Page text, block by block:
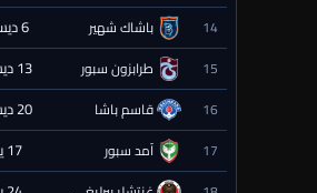
14 باشاك شهير 6 ديسمبر 2026 - 19:00
15 طرابزون سبور 13 ديسمبر 2026 - 19:00
16 قاسم باشا 20 ديسمبر 2026 - 19:00
17 آمد سبور 17 يناير 2027 - 19:00